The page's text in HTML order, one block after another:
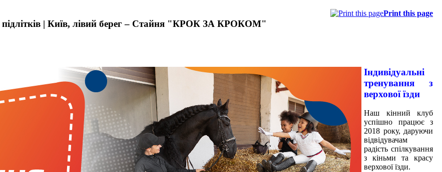
підлітків | Київ, лівий берег – Стайня "КРОК ЗА КРОКОМ"
Print this page
Індивідуальні
тренування з
верхової їзди
Наш кінний клуб
успішно працює з
2018 року, даруючи
відвідувачам
радість спілкування
з кіньми та красу
верхової їзди.